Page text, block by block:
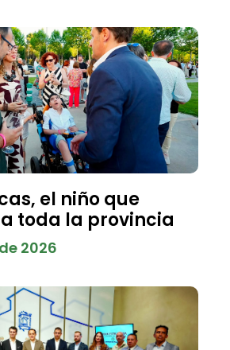
el niño que
toda la provincia
2026